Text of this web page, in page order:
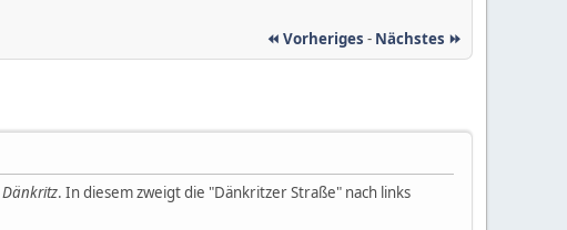
⏪ Vorheriges - Nächstes ⏩
Dänkritz. In diesem zweigt die "Dänkritzer Straße" nach links